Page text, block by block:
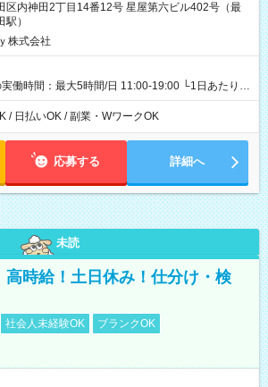
区内神田2丁目14番12号 星屋第六ビル402号（最
）
株式会社
働時間：最大5時間/日 11:00-19:00 └1日あたりの
5時間 └上記の時間帯内であれば、いつでも勤務可
土曜日の中で、お好きな曜日でご勤務いただけま
どのように、自由な働き方が可能なお仕事です！
/ 日払いOK / 副業・WワークOK
応募する 詳細へ
未読
時給！土日休み！仕分け・検
社会人未経験OK
ブランクOK